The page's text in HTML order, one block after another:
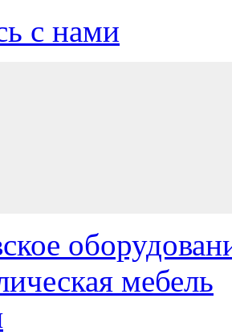
с нами
мебель